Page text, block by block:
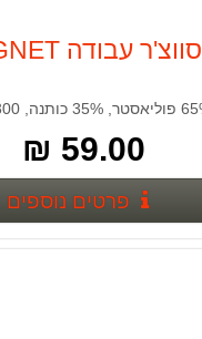
סווצ'ר עבודה SIGNET
59.00 ₪
פרטים נוספים